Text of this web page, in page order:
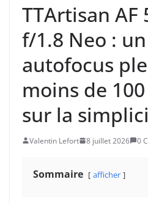
TTArtisan AF
f/1.8 Neo :
autofocus
moins de
sur la
Valentin Lefort 8 juillet 2026 0
Sommaire afficher